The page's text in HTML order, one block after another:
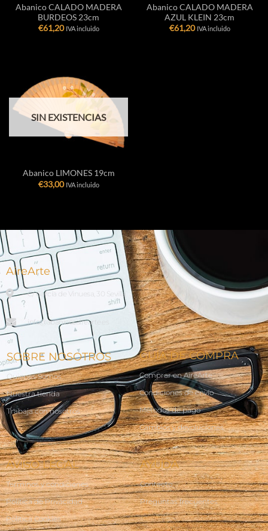
Abanico CALADO MADERA
BURDEOS 23cm
€61,20 IVA incluido
Abanico CALADO MADERA
AZUL KLEIN 23cm
€61,20 IVA incluido
SIN EXISTENCIAS
Abanico LIMONES 19cm
€33,00 IVA incluido
AireArte
C/ García de Vinuesa, 30 Sevilla
info@abanicosairearte.es
SOBRE NOSOTROS
Quienes Somos
Nuestra tienda
Trabaja con nosotros
GUÍA DE COMPRA
Comprar en AireArte
Condiciones de envío
Métodos de pago
Cambios y devoluciones
AVISO LEGAL
Terminos y condiciones
Política de Privacidad
Política Cookies
AYUDA
Contacto
Preguntas frecuentes